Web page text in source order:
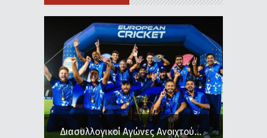
Διασυλλογικοί Αγώνες Ανοιχτού...